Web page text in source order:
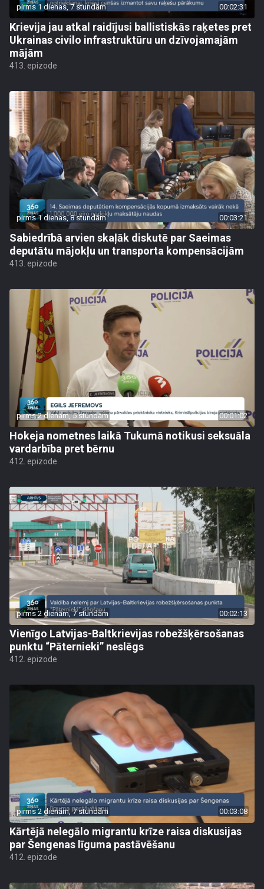
pirms 1 dienas, 7 stundām 00:02:31
Krievija jau atkal raidījusi ballistiskās raķetes pret
Ukrainas civilo infrastruktūru un dzīvojamajām
mājām
413. epizode
pirms 1 dienas, 8 stundām 00:03:21
Sabiedrībā arvien skaļāk diskutē par Saeimas
deputātu mājokļu un transporta kompensācijām
413. epizode
pirms 2 dienām, 5 stundām 00:01:02
Hokeja nometnes laikā Tukumā notikusi seksuāla
vardarbība pret bērnu
412. epizode
pirms 2 dienām, 7 stundām 00:02:13
Vienīgo Latvijas-Baltkrievijas robežšķērsošanas
punktu “Pāternieki” neslēgs
412. epizode
pirms 2 dienām, 7 stundām 00:03:08
Kārtējā nelegālo migrantu krīze raisa diskusijas
par Šengenas līguma pastāvēšanu
412. epizode